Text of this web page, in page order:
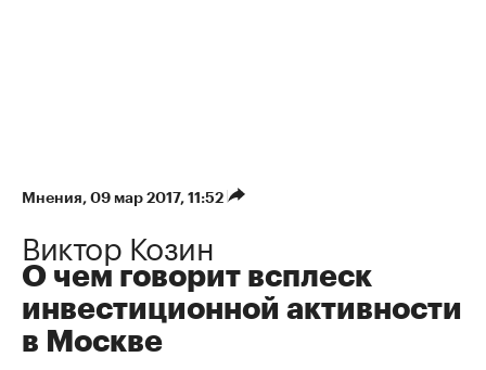
Мнения⁠, 09 мар 2017, 11:52
Виктор Козин
О чем говорит всплеск
инвестиционной активности
в Москве